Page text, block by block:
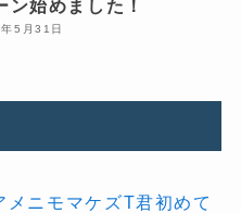
ン始めました！
5月31日
ニモマケズT君初めて